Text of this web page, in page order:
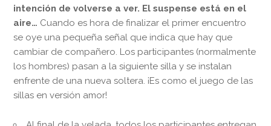
intención de volverse a ver. El suspense está en el
aire… Cuando es hora de finalizar el primer encuentro
se oye una pequeña señal que indica que hay que
cambiar de compañero. Los participantes (normalmente
los hombres) pasan a la siguiente silla y se instalan
enfrente de una nueva soltera. ¡Es como el juego de las
sillas en versión amor!